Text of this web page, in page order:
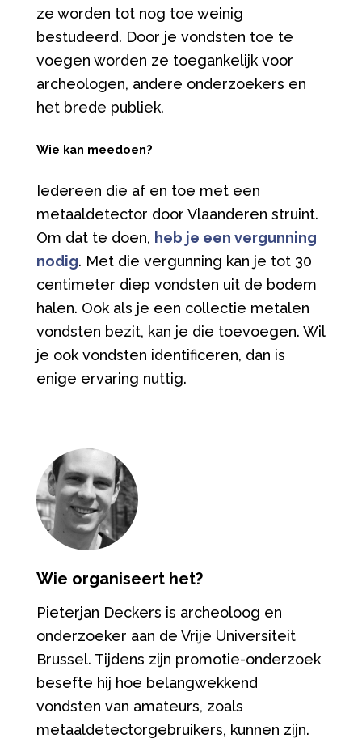
ze worden tot nog toe weinig
bestudeerd. Door je vondsten toe te
voegen worden ze toegankelijk voor
archeologen, andere onderzoekers en
het brede publiek.
Wie kan meedoen?
Iedereen die af en toe met een
metaaldetector door Vlaanderen struint.
Om dat te doen, heb je een vergunning
nodig. Met die vergunning kan je tot 30
centimeter diep vondsten uit de bodem
halen. Ook als je een collectie metalen
vondsten bezit, kan je die toevoegen. Wil
je ook vondsten identificeren, dan is
enige ervaring nuttig.
Wie organiseert het?
Pieterjan Deckers is archeoloog en
onderzoeker aan de Vrije Universiteit
Brussel. Tijdens zijn promotie-onderzoek
besefte hij hoe belangwekkend
vondsten van amateurs, zoals
metaaldetectorgebruikers, kunnen zijn.